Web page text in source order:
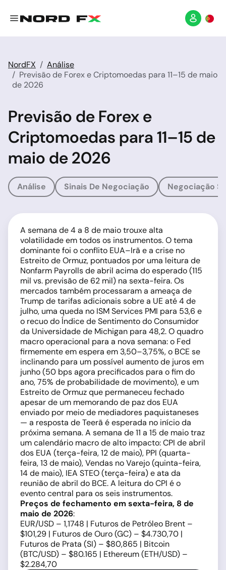
NordFX
Análise
Previsão de Forex e Criptomoedas para 11–15 de maio
de 2026
Previsão de Forex e
Criptomoedas para 11–15 de
maio de 2026
Análise Sinais De Negociação Negociação
A semana de 4 a 8 de maio trouxe alta
volatilidade em todos os instrumentos. O tema
dominante foi o conflito EUA–Irã e a crise no
Estreito de Ormuz, pontuados por uma leitura de
Nonfarm Payrolls de abril acima do esperado (115
mil vs. previsão de 62 mil) na sexta-feira. Os
mercados também processaram a ameaça de
Trump de tarifas adicionais sobre a UE até 4 de
julho, uma queda no ISM Services PMI para 53,6 e
o recuo do Índice de Sentimento do Consumidor
da Universidade de Michigan para 48,2. O quadro
macro operacional para a nova semana: o Fed
firmemente em espera em 3,50–3,75%, o BCE se
inclinando para um possível aumento de juros em
junho (50 bps agora precificados para o fim do
ano, 75% de probabilidade de movimento), e um
Estreito de Ormuz que permaneceu fechado
apesar de um memorando de paz dos EUA
enviado por meio de mediadores paquistaneses
— a resposta de Teerã é esperada no início da
próxima semana. A semana de 11 a 15 de maio traz
um calendário macro de alto impacto: CPI de abril
dos EUA (terça-feira, 12 de maio), PPI (quarta-
feira, 13 de maio), Vendas no Varejo (quinta-feira,
14 de maio), IEA STEO (terça-feira) e ata da
reunião de abril do BCE. A leitura do CPI é o
evento central para os seis instrumentos.
Preços de fechamento em sexta-feira, 8 de
maio de 2026:
EUR/USD – 1,1748 | Futuros de Petróleo Brent –
$101,29 | Futuros de Ouro (GC) – $4.730,70 |
Futuros de Prata (SI) – $80,865 | Bitcoin
(BTC/USD) – $80.165 | Ethereum (ETH/USD) –
$2.284,70